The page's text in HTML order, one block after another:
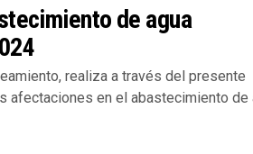
de agua
realiza a través del presente
afectaciones en el abastecimiento de